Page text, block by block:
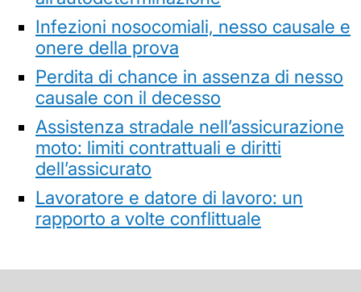
Infezioni nosocomiali, nesso causale e
onere della prova
Perdita di chance in assenza di nesso
causale con il decesso
Assistenza stradale nell’assicurazione
moto: limiti contrattuali e diritti
dell’assicurato
Lavoratore e datore di lavoro: un
rapporto a volte conflittuale